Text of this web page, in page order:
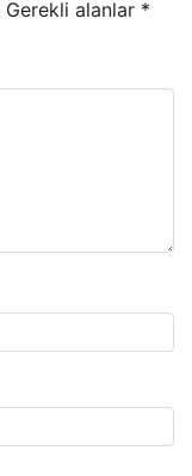
Gerekli alanlar *